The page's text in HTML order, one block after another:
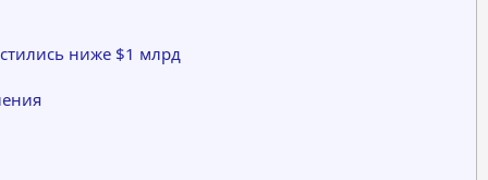
ниже $1 млрд